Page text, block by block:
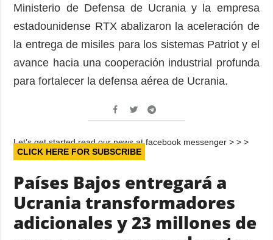
Ministerio de Defensa de Ucrania y la empresa
estadounidense RTX abalizaron la aceleración de
la entrega de misiles para los sistemas Patriot y el
avance hacia una cooperación industrial profunda
para fortalecer la defensa aérea de Ucrania.
Let’s get started read our news at facebook messenger > > >
CLICK HERE FOR SUBSCRIBE
Países Bajos entregará a
Ucrania transformadores
adicionales y 23 millones de